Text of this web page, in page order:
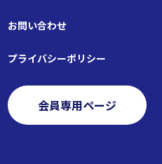
お問い合わせ
プライバシーポリシー
会員専用ページ